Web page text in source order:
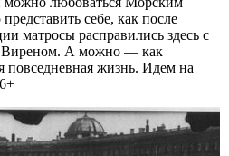
себе, как после
матросы расправились здесь с
Виреном. А можно — как
повседневная жизнь. Идем на